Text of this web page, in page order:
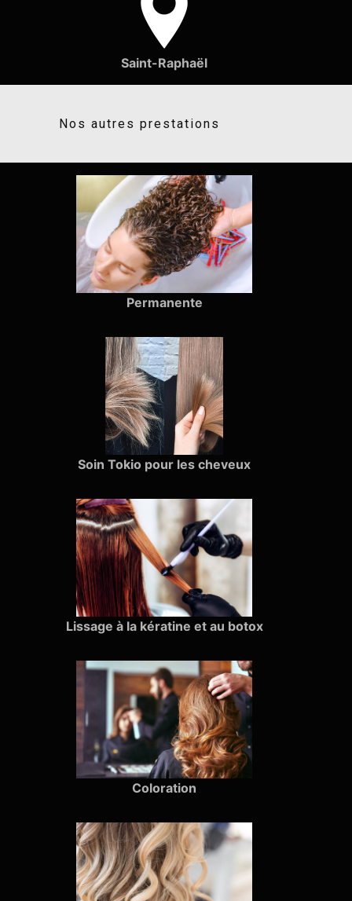
Saint-Raphaël
Nos autres prestations
Permanente
Soin Tokio pour les cheveux
Lissage à la kératine et au botox
Coloration